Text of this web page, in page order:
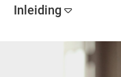
Inleiding